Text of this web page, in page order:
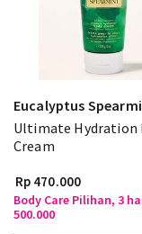
Eucalyptus
Ultimate Hydration
Cream
Rp 470.000
Body Care Pilihan, 3
500.000